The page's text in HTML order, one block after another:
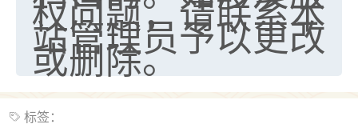
权问题，请联系本
站管理员予以更改
或删除。
标签：